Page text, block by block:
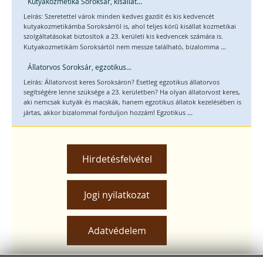
Leírás: Szeretettel várok minden kedves gazdit és kis kedvencét
kutyakozmetikámba Soroksárról is, ahol teljes körű kisállat kozmetikai
szolgáltatásokat biztosítok a 23. kerületi kis kedvencek számára is.
Kutyakozmetikám Soroksártól nem messze található, bizalomma ...
Állatorvos Soroksár, egzotikus...
Leírás: Állatorvost keres Soroksáron? Esetleg egzotikus állatorvos
segítségére lenne szüksége a 23. kerületben? Ha olyan állatorvost keres,
aki nemcsak kutyák és macskák, hanem egzotikus állatok kezelésében is
jártas, akkor bizalommal forduljon hozzám! Egzotikus ...
Hirdetésfelvétel
Jogi nyilatkozat
Adatvédelem